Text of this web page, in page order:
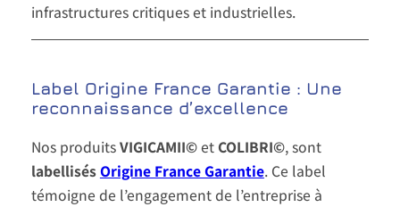
infrastructures critiques et industrielles.
Label Origine France Garantie : Une
reconnaissance d’excellence
Nos produitsVIGICAMII©etCOLIBRI©, sont
labellisésOrigine France Garantie. Ce label
témoigne de l’engagement de l’entreprise à